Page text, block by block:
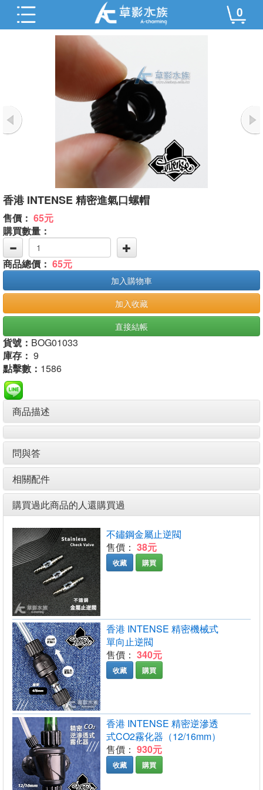
0
香港 INTENSE 精密進氣口螺帽
售價： 65元
購買數量：
商品總價： 65元
加入購物車
加入收藏
直接結帳
貨號： BOG01033
庫存： 9
點擊數： 1586
商品描述
問與答
相關配件
購買過此商品的人還購買過
不鏽鋼金屬止逆閥
售價： 38元
收藏 購買
香港 INTENSE 精密機械式
單向止逆閥
售價： 340元
收藏 購買
香港 INTENSE 精密逆滲透
式CO2霧化器（12/16mm）
售價： 930元
收藏 購買